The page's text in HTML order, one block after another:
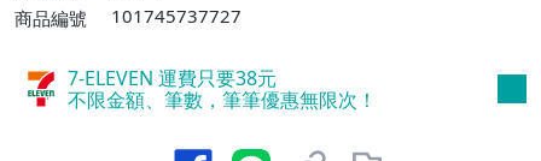
商品編號
101745737727
7-ELEVEN 運費只要38元
不限金額、筆數，筆筆優惠無限次！